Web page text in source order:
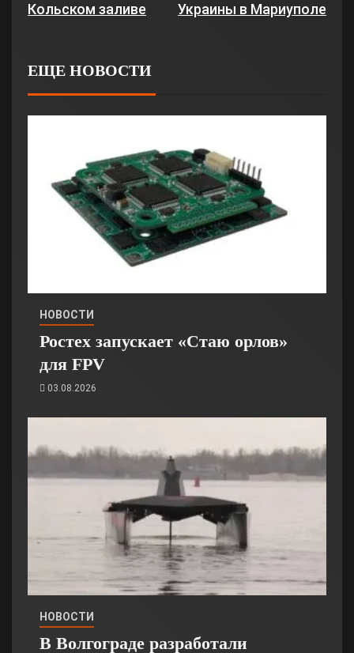
Кольском заливе
Украины в Мариуполе
ЕЩЕ НОВОСТИ
НОВОСТИ
Ростех запускает «Стаю орлов»
для FPV
03.08.2026
НОВОСТИ
В Волгограде разработали